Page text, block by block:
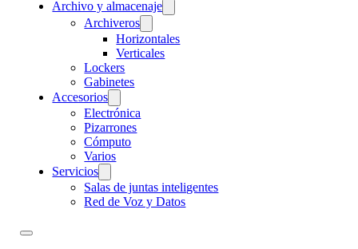
Archivo y almacenaje
Archiveros
Horizontales
Verticales
Lockers
Gabinetes
Accesorios
Electrónica
Pizarrones
Cómputo
Varios
Servicios
Salas de juntas inteligentes
Red de Voz y Datos